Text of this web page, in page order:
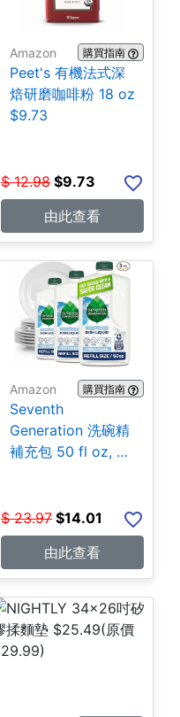
Amazon 購買指南
Peet's 有機法式深
焙研磨咖啡粉 18 oz
$9.73
$ 12.98 $9.73
由此查看
Amazon 購買指南
Seventh
Generation 洗碗精
補充包 50 fl oz, 3
$ 23.97 $14.01
由此查看